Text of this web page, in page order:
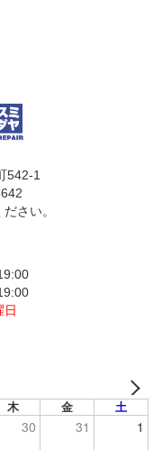
542-1
さい。
日
木 金 土
30 31 1